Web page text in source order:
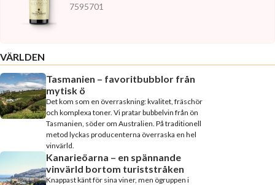
7595701
VÄRLDEN
Tasmanien – favoritbubblor från
mytisk ö
Det kom som en överraskning: kvalitet, fräschör
och komplexa toner. Vi pratar bubbelvin från ön
Tasmanien, söder om Australien. På traditionell
metod lyckas producenterna överraska en hel
vinvärld.
Kanarieöarna – en spännande
vinvärld bortom turiststråken
Knappast känt för sina viner, men ögruppen i